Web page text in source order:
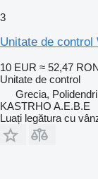
3
Unitate de
10 EUR ≈ 52,47
Unitate de control
Grecia, Polidendri
KASTRHO A.E.B.E
Luați legătura cu